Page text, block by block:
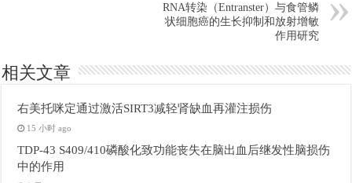
RNA转染（Entranster）与食管鳞
状细胞癌的生长抑制和放射增敏
作用研究
相关文章
右美托咪定通过激活SIRT3减轻肾缺血再灌注损伤
15 小时 ago
TDP-43 S409/410磷酸化致功能丧失在脑出血后继发性脑损伤
中的作用